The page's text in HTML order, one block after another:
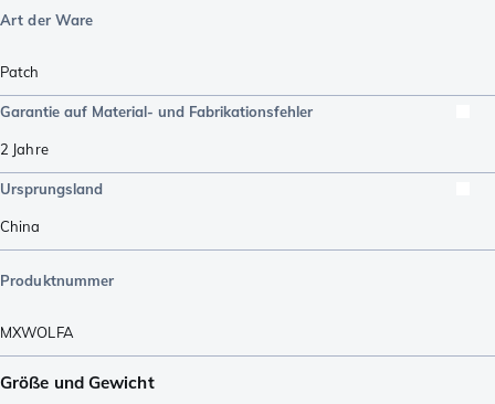
Art der Ware
Patch
Garantie auf Material- und Fabrikationsfehler
2 Jahre
Ursprungsland
China
Produktnummer
MXWOLFA
Größe und Gewicht